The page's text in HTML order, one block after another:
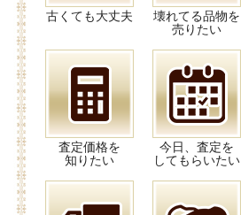
古くても大丈夫
壊れてる品物を
売りたい
査定価格を
知りたい
今日、査定を
してもらいたい